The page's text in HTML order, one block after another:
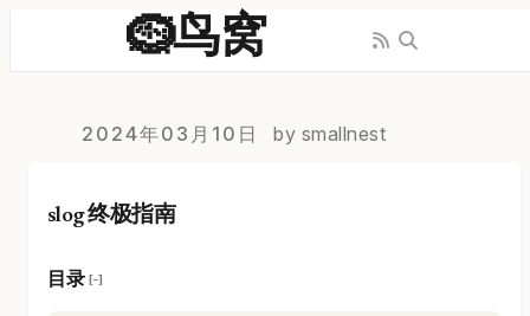
🪹鸟窝
2024年03月10日 by smallnest
slog 终极指南
目录 [−]